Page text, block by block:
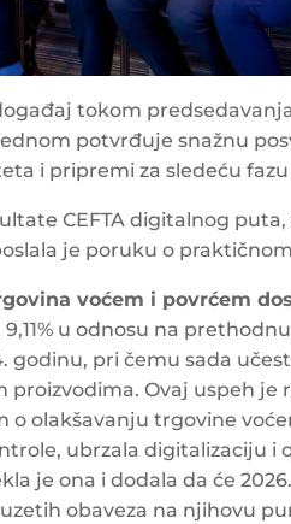
tokom
potvrđuje snažnu
i pripremi za sledeću
CEFTA digitalnog
je poruku o
voćem i povrćem
u odnosu na
godinu, pri čemu sada
proizvodima. Ovaj uspeh
o olakšavanju trgovine
ubrzala digitalizaciju i
je ona i dodala da će
obaveza na njihovu